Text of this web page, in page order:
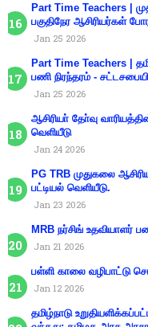
Part Time Teachers |
பகுதிநேர ஆசிரியர்கள்
Jan 25 2026
Part Time Teachers |
பணி நிரந்தரம் -
Jan 25 2026
ஆசிரியா் தோ்வு
வெளியீடு
Jan 24 2026
PG TRB முதுகலை
பட்டியல் வெளியீடு.
Jan 23 2026
MRB நர்சிங் உதவியாளர்
Jan 21 2026
பள்ளி காலை வழிபாட்டு
Jan 12 2026
தமிழ்நாடு